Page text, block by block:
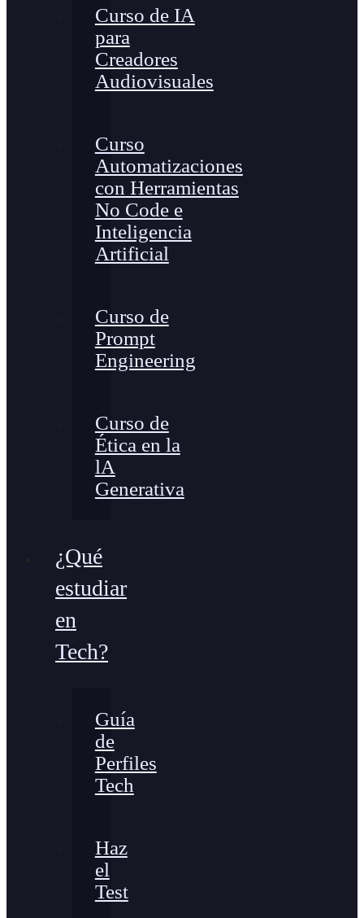
Curso de IA
para
Creadores
Audiovisuales
Curso
Automatizaciones
con Herramientas
No Code e
Inteligencia
Artificial
Curso de
Prompt
Engineering
Curso de
Ética en la
lA
Generativa
¿Qué
estudiar
en
Tech?
Guía
de
Perfiles
Tech
Haz
el
Test